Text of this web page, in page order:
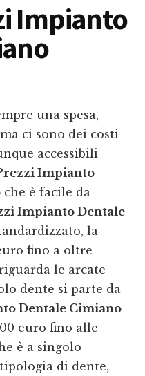
Impianto
una spesa,
ci sono dei costi
accessibili
Impianto
che è facile da
Impianto Dentale
la
fino a oltre
le arcate
dente si parte da
Dentale Cimiano
euro fino alle
è a singolo
di dente,